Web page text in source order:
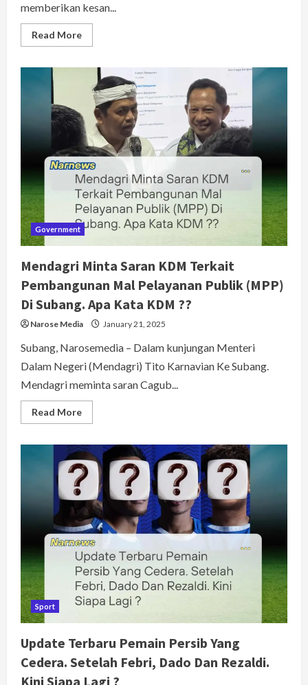
memberikan kesan...
Read MoreRead
more
Berikan
Pesan
Menyentuh
Bagi
Anak-
Anak
Muda
Kreatif
Di
Subang.
Apa
Isinya
?
Government
Mendagri Minta Saran KDM Terkait
Pembangunan Mal Pelayanan Publik (MPP)
Di Subang. Apa Kata KDM ??
Narose Media January 21, 2025
Subang, Narosemedia – Dalam kunjungan Menteri
Dalam Negeri (Mendagri) Tito Karnavian Ke Subang.
Mendagri meminta saran Cagub...
Read MoreRead
more
Minta
Saran
KDM
Terkait
Pembangunan
Mal
Pelayanan
Publik
(MPP)
Di
Subang.
Apa
Kata
KDM
??
Sport
Update Terbaru Pemain Persib Yang
Cedera. Setelah Febri, Dado Dan Rezaldi.
Kini Siapa Lagi ?